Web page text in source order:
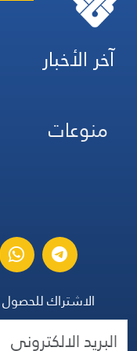
آخر الأخبار
منوعات
الاشتراك